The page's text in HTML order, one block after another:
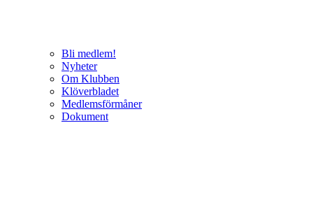
Bli medlem!
Nyheter
Om Klubben
Klöverbladet
Medlemsförmåner
Dokument